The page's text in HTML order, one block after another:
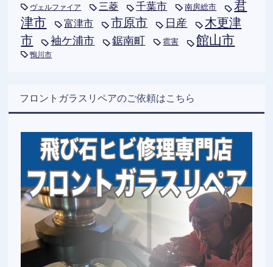
ヴェルファイア 三菱 千葉市 南房総市
君
津市
富津市 市原市 日産
木更津
市
袖ケ浦市 鋸南町 雹害 館山市
鴨川市
フロントガラスリペアのご依頼はこちら